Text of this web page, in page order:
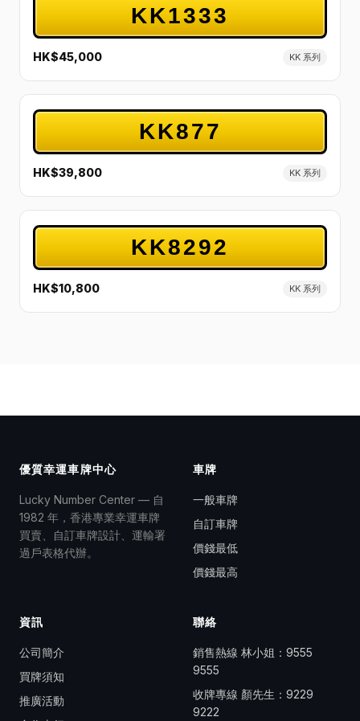
KK1333
HK$45,000 KK 系列
KK877
HK$39,800 KK 系列
KK8292
HK$10,800 KK 系列
優質幸運車牌中心
Lucky Number Center — 自
1982 年，香港專業幸運車牌
買賣、自訂車牌設計、運輸署
過戶表格代辦。
車牌
一般車牌
自訂車牌
價錢最低
價錢最高
資訊
公司簡介
買牌須知
推廣活動
聯絡
銷售熱線 林小姐： 9555
9555
收牌專線 顏先生： 9229
9222